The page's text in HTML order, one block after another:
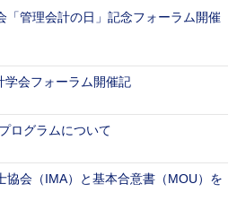
「管理会計の日」記念フォーラム開催
学会フォーラム開催記
ログラムについて
協会（IMA）と基本合意書（MOU）を